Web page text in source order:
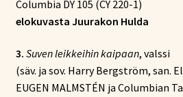
Columbia DY 105 (CY 220-1)
elokuvasta Juurakon Hulda
3. Suven leikkeihin kaipaan, valssi
(säv. ja sov. Harry Bergström, san.
EUGEN MALMSTÉN ja Columbian